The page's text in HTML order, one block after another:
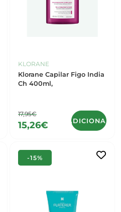
KLORANE
Klorane Capilar Figo India
Ch 400ml,
17,95€
15,26€ ADICIONAR
-15%